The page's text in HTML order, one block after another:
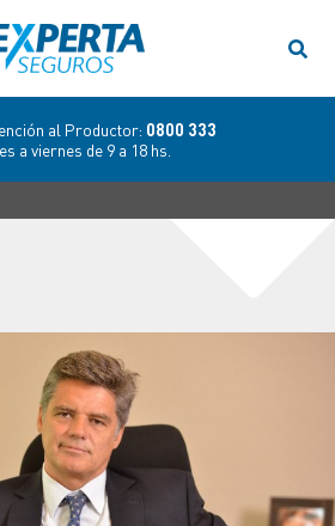
al Productor: 0800 333
a viernes de 9 a 18 hs.